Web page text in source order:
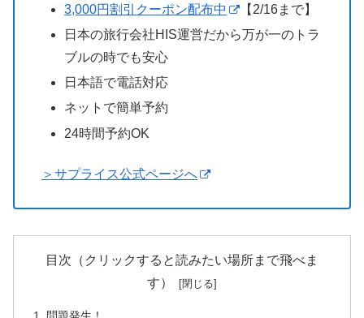
3,000円割引クーポン配布中
【2/16まで】
日本の旅行会社HIS運営だから万が一のトラ
ブルの時でも安心
日本語で電話対応
ネットで簡単予約
24時間予約OK
＞サプライス公式ページへ
目次（クリックすると読みたい場所まで飛べま
す）
問題発生！